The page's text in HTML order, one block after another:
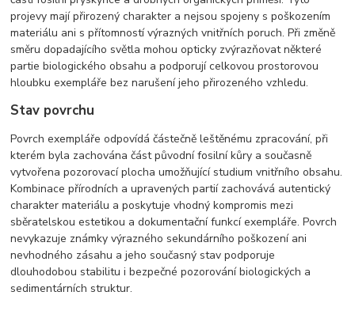
projevy mají přirozený charakter a nejsou spojeny s poškozením
materiálu ani s přítomností výrazných vnitřních poruch. Při změně
směru dopadajícího světla mohou opticky zvýrazňovat některé
partie biologického obsahu a podporují celkovou prostorovou
hloubku exempláře bez narušení jeho přirozeného vzhledu.
Stav povrchu
Povrch exempláře odpovídá částečně leštěnému zpracování, při
kterém byla zachována část původní fosilní kůry a současně
vytvořena pozorovací plocha umožňující studium vnitřního obsahu.
Kombinace přírodních a upravených partií zachovává autentický
charakter materiálu a poskytuje vhodný kompromis mezi
sběratelskou estetikou a dokumentační funkcí exempláře. Povrch
nevykazuje známky výrazného sekundárního poškození ani
nevhodného zásahu a jeho současný stav podporuje
dlouhodobou stabilitu i bezpečné pozorování biologických a
sedimentárních struktur.